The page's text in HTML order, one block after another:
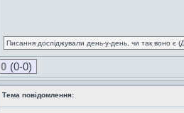
Писання досліджували день-у-день, чи так воно є
0 (0-0)
Тема повідомлення: